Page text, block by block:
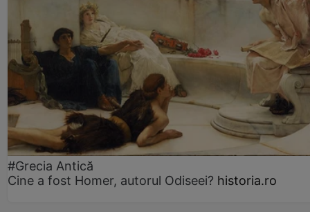
#Grecia Antică
Cine a fost Homer, autorul Odiseei? historia.ro